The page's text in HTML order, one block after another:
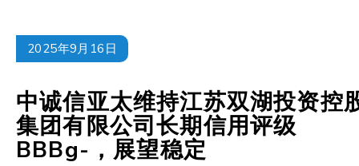
2025年9月16日
中诚信亚太维持江苏双湖投资控
集团有限公司长期信用评级
BBBg-，展望稳定